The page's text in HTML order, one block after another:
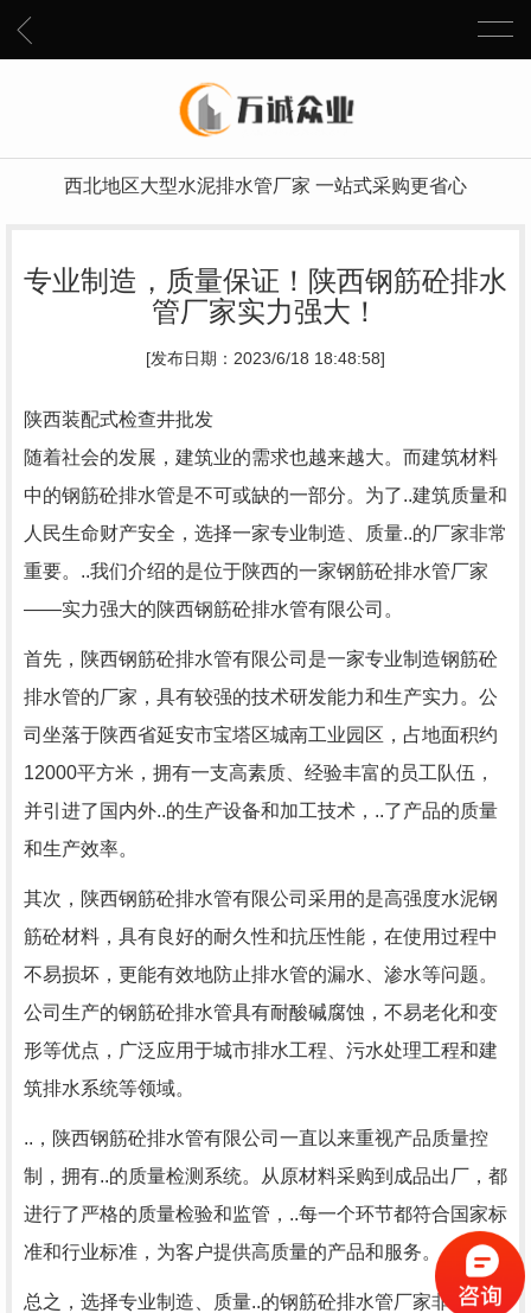
西北地区大型水泥排水管厂家 一站式采购更省心
专业制造，质量保证！陕西钢筋砼排水
管厂家实力强大！
[发布日期：2023/6/18 18:48:58]
陕西装配式检查井批发
随着社会的发展，建筑业的需求也越来越大。而建筑材料
中的钢筋砼排水管是不可或缺的一部分。为了..建筑质量和
人民生命财产安全，选择一家专业制造、质量..的厂家非常
重要。..我们介绍的是位于陕西的一家钢筋砼排水管厂家
——实力强大的陕西钢筋砼排水管有限公司。
首先，陕西钢筋砼排水管有限公司是一家专业制造钢筋砼
排水管的厂家，具有较强的技术研发能力和生产实力。公
司坐落于陕西省延安市宝塔区城南工业园区，占地面积约
12000平方米，拥有一支高素质、经验丰富的员工队伍，
并引进了国内外..的生产设备和加工技术，..了产品的质量
和生产效率。
其次，陕西钢筋砼排水管有限公司采用的是高强度水泥钢
筋砼材料，具有良好的耐久性和抗压性能，在使用过程中
不易损坏，更能有效地防止排水管的漏水、渗水等问题。
公司生产的钢筋砼排水管具有耐酸碱腐蚀，不易老化和变
形等优点，广泛应用于城市排水工程、污水处理工程和建
筑排水系统等领域。
..，陕西钢筋砼排水管有限公司一直以来重视产品质量控
制，拥有..的质量检测系统。从原材料采购到成品出厂，都
进行了严格的质量检验和监管，..每一个环节都符合国家标
准和行业标准，为客户提供高质量的产品和服务。
总之，选择专业制造、质量..的钢筋砼排水管厂家非常重